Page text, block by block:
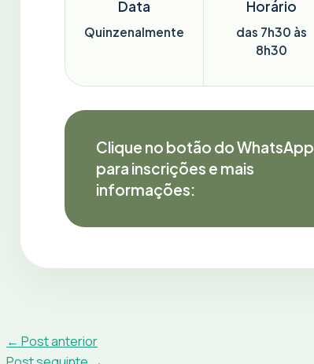
Data
Quinzenalmente
Horário
das 7h30 às
8h30
Clique no botão do WhatsApp
para inscrições e mais
informações:
← Post anterior